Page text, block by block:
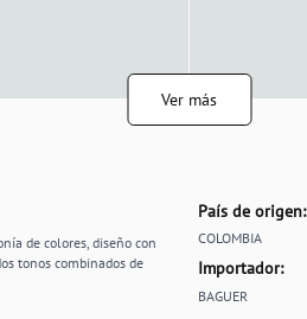
Ver más
de colores, diseño con
tonos combinados de
País de origen:
COLOMBIA
Importador:
BAGUER